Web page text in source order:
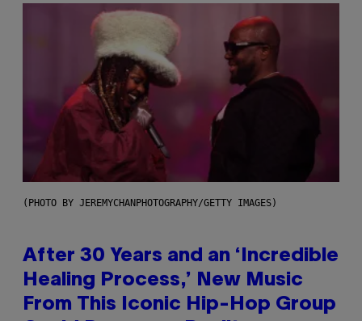
(PHOTO BY JEREMYCHANPHOTOGRAPHY/GETTY IMAGES)
After 30 Years and an ‘Incredible
Healing Process,’ New Music
From This Iconic Hip-Hop Group